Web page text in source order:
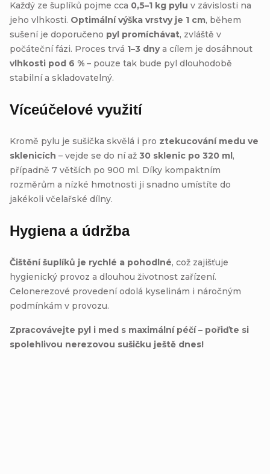
Každý ze šuplíků pojme cca 0,5–1 kg pylu v závislosti na
jeho vlhkosti. Optimální výška vrstvy je 1 cm, během
sušení je doporučeno pyl promíchávat, zvláště v
počáteční fázi. Proces trvá 1–3 dnya cílem je dosáhnout
vlhkosti pod 6 % – pouze tak bude pyl dlouhodobě
stabilní a skladovatelný.
Víceúčelové využití
Kromě pylu je sušička skvělá i pro ztekucování medu ve
sklenicích – vejde se do ní až 30 sklenic po 320 ml,
případně 7 větších po 900 ml. Díky kompaktním
rozměrům a nízké hmotnosti ji snadno umístíte do
jakékoli včelařské dílny.
Hygiena a údržba
Čištění šuplíků je rychlé a pohodlné, což zajišťuje
hygienický provoz a dlouhou životnost zařízení.
Celonerezové provedení odolá kyselinám i náročným
podmínkám v provozu.
Zpracovávejte pyl i med s maximální péčí – pořiďte si
spolehlivou nerezovou sušičku ještě dnes!